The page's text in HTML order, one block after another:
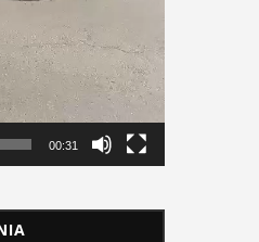
00:31